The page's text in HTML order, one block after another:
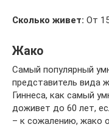
Сколько живет: От
Жако
Самый популярный
представитель вида
Гиннеса, как самый
доживет до 60 лет,
– к сожалению, жако